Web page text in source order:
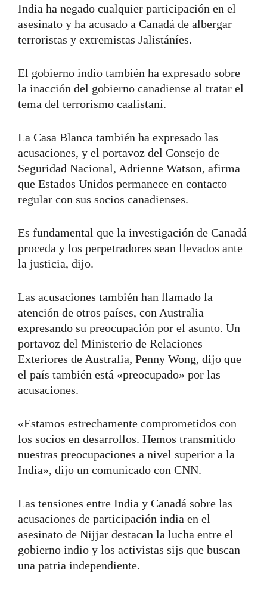
India ha negado cualquier participación en el
asesinato y ha acusado a Canadá de albergar
terroristas y extremistas Jalistáníes.
El gobierno indio también ha expresado sobre
la inacción del gobierno canadiense al tratar el
tema del terrorismo caalistaní.
La Casa Blanca también ha expresado las
acusaciones, y el portavoz del Consejo de
Seguridad Nacional, Adrienne Watson, afirma
que Estados Unidos permanece en contacto
regular con sus socios canadienses.
Es fundamental que la investigación de Canadá
proceda y los perpetradores sean llevados ante
la justicia, dijo.
Las acusaciones también han llamado la
atención de otros países, con Australia
expresando su preocupación por el asunto. Un
portavoz del Ministerio de Relaciones
Exteriores de Australia, Penny Wong, dijo que
el país también está «preocupado» por las
acusaciones.
«Estamos estrechamente comprometidos con
los socios en desarrollos. Hemos transmitido
nuestras preocupaciones a nivel superior a la
India», dijo un comunicado con CNN.
Las tensiones entre India y Canadá sobre las
acusaciones de participación india en el
asesinato de Nijjar destacan la lucha entre el
gobierno indio y los activistas sijs que buscan
una patria independiente.